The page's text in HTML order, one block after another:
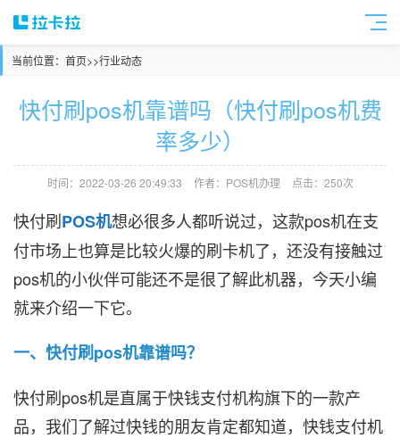
当前位置： 首页>>行业动态
快付刷pos机靠谱吗（快付刷pos机费
率多少）
时间：2022-03-26 20:49:33 作者：POS机办理 点击：250次
快付刷POS机想必很多人都听说过，这款pos机在支
付市场上也算是比较火爆的刷卡机了，还没有接触过
pos机的小伙伴可能还不是很了解此机器，今天小编
就来介绍一下它。
一、快付刷pos机靠谱吗？
快付刷pos机是直属于快钱支付机构旗下的一款产
品，我们了解过快钱的朋友肯定都知道，快钱支付机